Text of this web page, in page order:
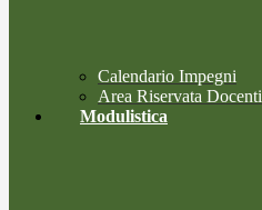
Calendario Impegni
Area Riservata Docenti
Modulistica